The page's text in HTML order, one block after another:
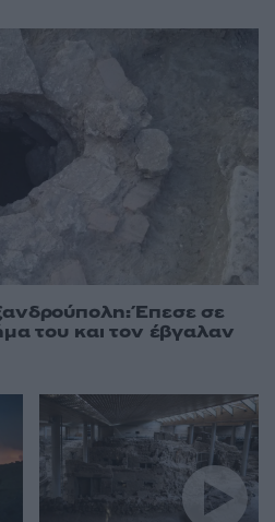
Έπεσε σε
του και τον έβγαλαν